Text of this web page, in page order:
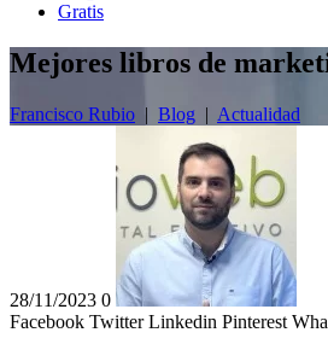
Gratis
Mejores libros de
Francisco Rubio | Blog | Actualidad
28/11/2023 0
Facebook Twitter Linkedin Pinterest